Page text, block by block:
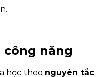
công năng
học theo nguyên tắc